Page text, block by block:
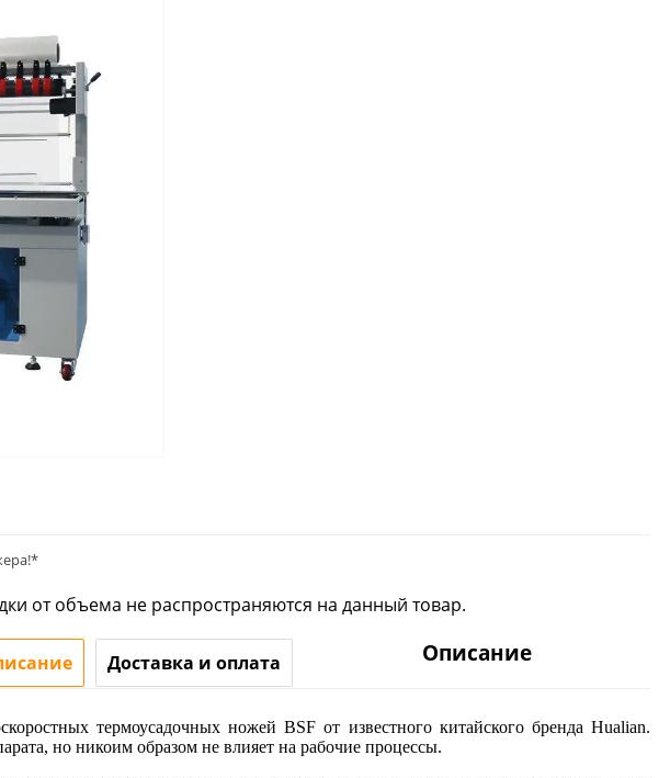
от объема не распространяются на данный товар.
Доставка и оплата Описание
термоусадочных ножей BSF от известного китайского бренда Hualian.
но никоим образом не влияет на рабочие процессы.